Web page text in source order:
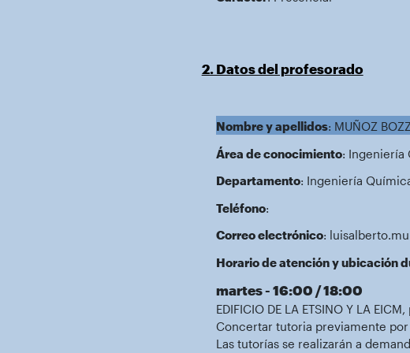
2. Datos del profesorado
Nombre y apellidos: MUÑOZ
Área de conocimiento: Ingeniería
Departamento: Ingeniería
Teléfono:
Correo electrónico:
Horario de atención y ubicación
martes - 16:00 / 18:00
EDIFICIO DE LA ETSINO Y LA
Concertar tutoria previamente
Las tutorías se realizarán a